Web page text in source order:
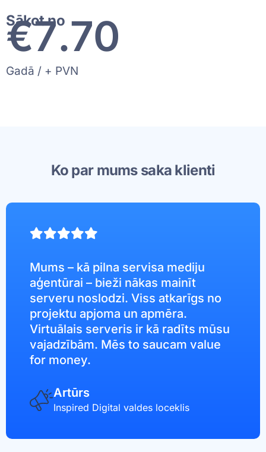
Sākot no
Gadā / + PVN
€8.70
Ko par mums saka klienti
Mums – kā pilna servisa mediju
aģentūrai – bieži nākas mainīt
serveru noslodzi. Viss atkarīgs no
projektu apjoma un apmēra.
Virtuālais serveris ir kā radīts mūsu
vajadzībām. Mēs to saucam value
for money.
Artūrs
Inspired Digital valdes loceklis